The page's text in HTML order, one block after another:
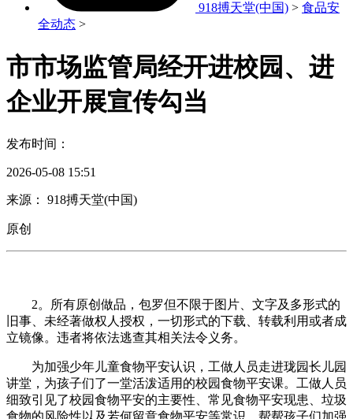
918搏天堂(中国) > 食品安
全动态 >
市市场监管局经开进校园、进
企业开展宣传勾当
发布时间：
2026-05-08 15:51
来源： 918搏天堂(中国)
原创
2。所有原创做品，包罗但不限于图片、文字及多形式的
旧事、未经著做权人授权，一切形式的下载、转载利用或者成
立镜像。违者将依法逃查其相关法令义务。
为加强少年儿童食物平安认识，工做人员走进珑园长儿园
讲堂，为孩子们了一堂活泼适用的校园食物平安课。工做人员
细致引见了校园食物平安的主要性、常见食物平安现患、垃圾
食物的风险性以及若何留意食物平安等常识，帮帮孩子们加强